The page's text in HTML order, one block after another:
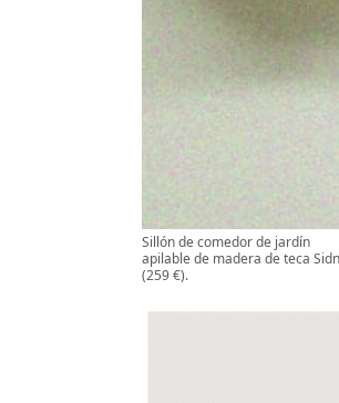
Sillón de comedor de jardín
apilable de madera de teca
(259 €).